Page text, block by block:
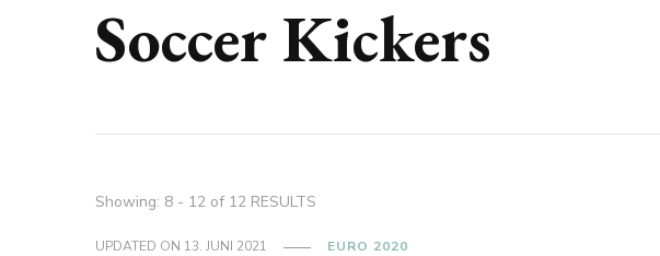
Soccer Kickers
Showing: 8 - 12 of 12 RESULTS
UPDATED ON 13. JUNI 2021 EURO 2020